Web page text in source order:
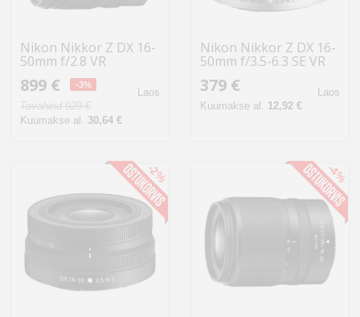
Nikon Nikkor Z DX 16-
50mm f/2.8 VR
objektiiv
899 € -3%
Tavahind 929 €
Kuumakse al. 30,64 €
Laos
Nikon Nikkor Z DX 16-
50mm f/3.5-6.3 SE VR
379 €
Kuumakse al. 12,92 €
Laos
-2% -4%